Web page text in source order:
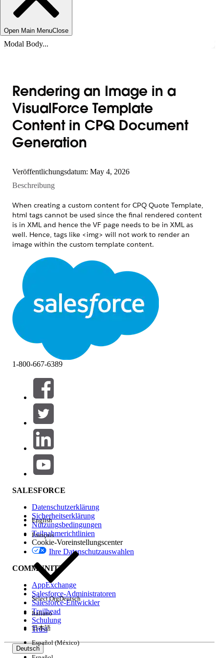
Open Main MenuClose
Modal Body...
Rendering an Image in a
VisualForce Template
Content in CPQ Document
Generation
Veröffentlichungsdatum: May 4, 2026
Beschreibung
When creating a custom content for CPQ Quote Template,
html tags cannot be used since the final rendered content
is in XML and hence the VF page needs to be in XML as
well. Hence, tags like <img> will not work to render an
image within the custom template content.
Lösung
The following snippet of code can be used to render an
image inside a VisualForce template content:
<block>
<external-graphic src="url-to-source-
</block>
Zusätzliche Ressourcen
https://help.salesforce.com/s/articleView?
Nummer des Knowledge-Artikels
005321504
KONNTEN SIE IHR PROBLEM MITHILFE DIESES ARTIKELS
Geben Sie uns Feedback, damit wir uns verbessern können.
1-800-667-6389
SALESFORCE
Datenschutzerklärung
Sicherheitserklärung
Nutzungsbedingungen
Teilnahmerichtlinien
Cookie-Voreinstellungscenter
Ihre Datenschutzauswahlen
COMMUNITY
AppExchange
Salesforce-Administratoren
Salesforce-Entwickler
Trailhead
Schulung
Trust
Deutsch
English
Français
Select OrgDeutsch
Italiano
日本語
Español (México)